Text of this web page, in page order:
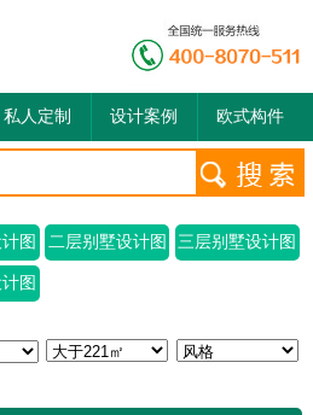
私人定制 设计案例 欧式构件
图 二层别墅设计图 三层别墅设计图
图